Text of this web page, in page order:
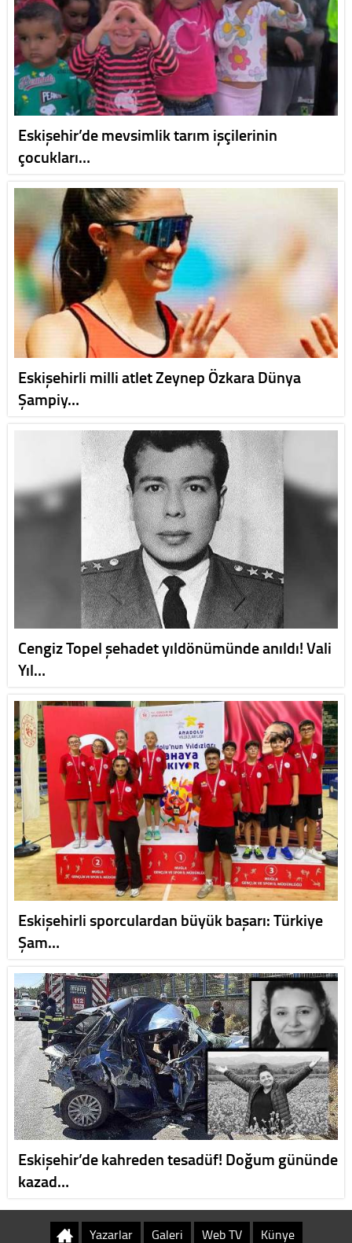
Eskişehir’de mevsimlik tarım işçilerinin
çocukları…
Eskişehirli milli atlet Zeynep Özkara Dünya
Şampiy…
Cengiz Topel şehadet yıldönümünde anıldı! Vali
Yıl…
Eskişehirli sporculardan büyük başarı: Türkiye
Şam…
Eskişehir’de kahreden tesadüf! Doğum gününde
kazad…
Yazarlar Galeri Web TV Künye